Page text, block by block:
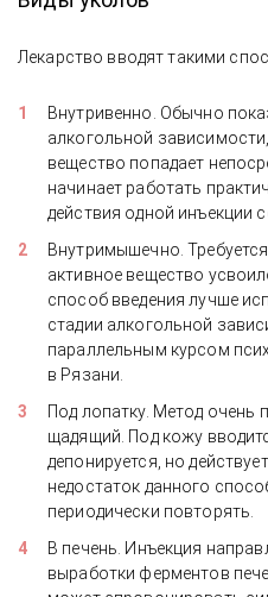
Лекарство вводят такими
Внутривенно. Обычно
алкогольной
вещество попадает
начинает работать
действия одной инъекции
Внутримышечно.
активное вещество
способ введения лучше
стадии алкогольной
параллельным курсом
в Рязани.
Под лопатку. Метод очень
щадящий. Под кожу
депонируется, но
недостаток данного
периодически повторять.
В печень. Инъекция
выработки ферментов